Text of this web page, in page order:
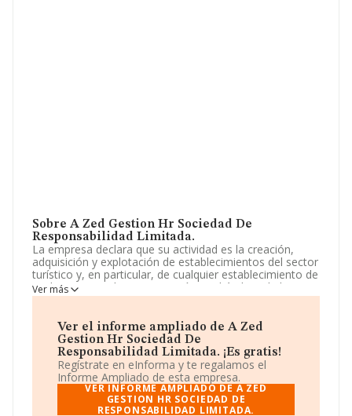
Sobre A Zed Gestion Hr Sociedad De
Responsabilidad Limitada.
La empresa declara que su actividad es la creación,
adquisición y explotación de establecimientos del sector
turístico y, en particular, de cualquier establecimiento de
cualquier naturaleza y categoría en el ámbito de la
hostelería, el alojamiento y la restauración. el ejercicio
registrada como Sociedad Limitada. Su CNAE
corresponde a 5510 con código 'Hoteles y alojamientos
similares'. La empresa no tiene actividad en mercados
exteriores.
La empresaA Zed Gestión Hr Sociedad de
Responsabilidad Limitada, B75913319, tiene su
domicilio social establecido en Avenida Sierra Nevada
Ver más
Ver el informe ampliado de A Zed
Gestion Hr Sociedad De
Responsabilidad Limitada. ¡Es gratis!
Regístrate en eInforma y te regalamos el
Informe Ampliado de esta empresa.
VER INFORME AMPLIADO DE A ZED
GESTION HR SOCIEDAD DE
RESPONSABILIDAD LIMITADA.